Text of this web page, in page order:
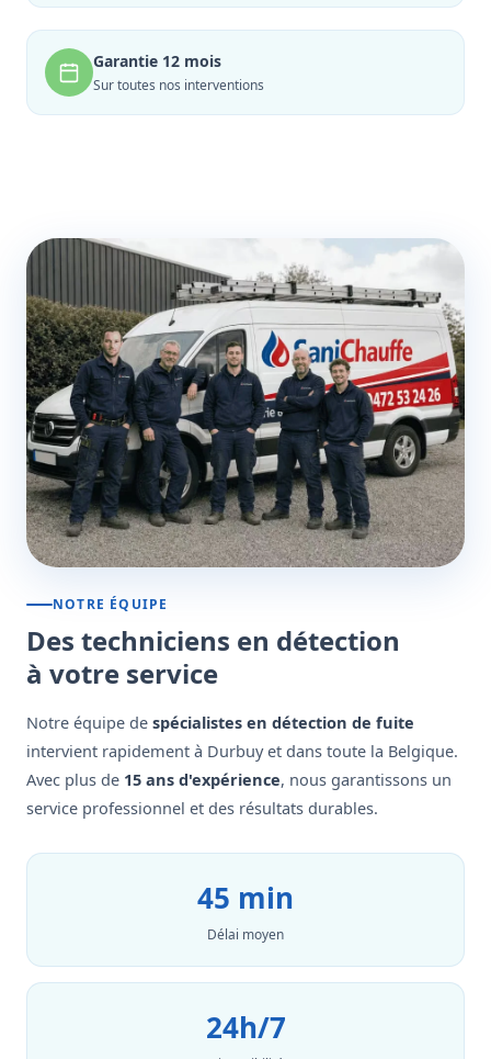
Garantie 12 mois
Sur toutes nos interventions
NOTRE ÉQUIPE
Des techniciens en détection
à votre service
Notre équipe de spécialistes en détection de fuite
intervient rapidement à Durbuy et dans toute la Belgique.
Avec plus de 15 ans d'expérience, nous garantissons un
service professionnel et des résultats durables.
45 min
Délai moyen
24h/7